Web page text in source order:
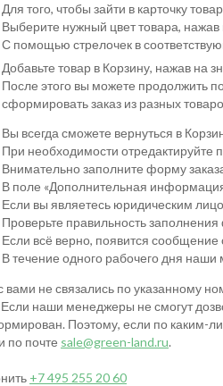
Для того, чтобы зайти в карточку
Выберите нужный цвет товара,
С помощью стрелочек в
Добавьте товар в Корзину, нажав на
После этого вы можете продолжить
сформировать заказ из разных
Вы всегда сможете вернуться в
При необходимости отредактируйте
Внимательно заполните форму
В поле «Дополнительная
Если вы являетесь юридическим
Проверьте правильность
Если всё верно, появится сообщение
В течение одного рабочего дня
вами не связались по указанному
наши менеджеры не смогут
Поэтому, если по каким-
по почте sale@green-land.ru.
+7 495 255 20 60